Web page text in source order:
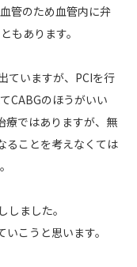
管のため血管内に弁
もあります。
ていますが、PCIを行
CABGのほうがいい
療ではありますが、無
ることを考えなくては
ました。
こうと思います。